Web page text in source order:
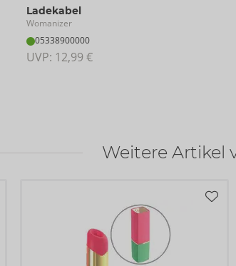
Ladekabel
Womanizer
05338900000
UVP: 12,99 €
Weitere Artikel